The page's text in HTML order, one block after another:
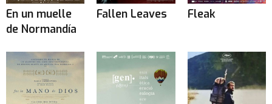
En un muelle
de Normandía
Fallen Leaves Fleak